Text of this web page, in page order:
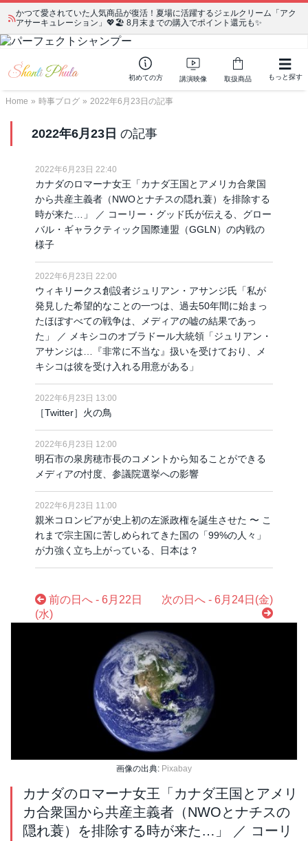
かつて愛されていた人気商品が復活！夏場に活躍するジェルクリーム「アク
アサーキュレーション」💖🏖️ 8月末までの購入でポイント還元も✨
初めての方 講演映像 取扱商品 もっと探す
Home » 時事ブログ » 2022年6月23日の記事
2022年6月23日 の記事
2022年6月23日 22:40
カナダのロマーナ女王「カナダ王国とアメリカ合衆国
から共産主義者（NWOとナチスの隠れ蓑）を排除する
時が来た…」 ／ コーリー・グッド氏が伝える、グロー
バル・ギャラクティック国際連盟（GGLN）の内戦の
様子
2022年6月23日 22:00
ウィキリークス創設者ジュリアン・アサンジ氏「私が
発見した希望的なことの一つは、過去50年間に始まっ
たほぼすべての戦争は、メディアの嘘の結果であっ
た」 ／ メキシコのオブラドール大統領「ジュリアン・
アサンジは…『非常に不当な』扱いを受けており、メ
キシコは彼を受け入れる用意がある」
2022年6月23日 13:00
［Twitter］火の鳥
2022年6月23日 12:00
明石市の泉房穂市長のコメントから知ることができる
メディアの忖度、参議院選挙への影響
2022年6月23日 11:00
親米コロンビアが史上初の左派政権を誕生させた 〜 こ
れまで宗主国に苦しめられてきた国の「99%の人々」
が力強く立ち上がっている、日本は？
前の日へ - 6月22日
(水)
次の日へ - 6月24日(金)
画像の出典: Pixabay
カナダのロマーナ女王「カナダ王国とアメリ
カ合衆国から共産主義者（NWOとナチスの
隠れ蓑）を排除する時が来た…」 ／ コーリ